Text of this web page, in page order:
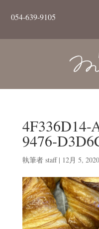
054-639-9105
4F336D14-
9476-
執筆者 staff| 12月 5, 2020